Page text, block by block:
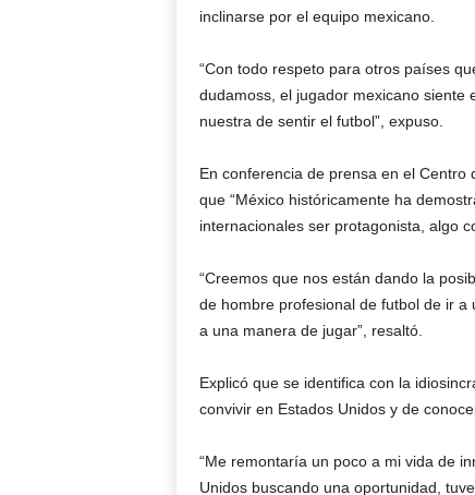
inclinarse por el equipo mexicano.
“Con todo respeto para otros países
dudamoss, el jugador mexicano siente
nuestra de sentir el futbol”, expuso.
En conferencia de prensa en el Centro
que “México históricamente ha
internacionales ser protagonista, algo
“Creemos que nos están dando la
de hombre profesional de futbol de ir
a una manera de jugar”, resaltó.
Explicó que se identifica con la
convivir en Estados Unidos y de
“Me remontaría un poco a mi vida de
Unidos buscando una oportunidad,